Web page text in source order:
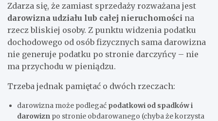
Zdarza się, że zamiast sprzedaży rozważana jest
darowizna udziału lub całej nieruchomości na
rzecz bliskiej osoby. Z punktu widzenia podatku
dochodowego od osób fizycznych sama darowizna
nie generuje podatku po stronie darczyńcy – nie
ma przychodu w pieniądzu.
Trzeba jednak pamiętać o dwóch rzeczach:
darowizna może podlegać podatkowi od spadków i
darowizn po stronie obdarowanego (chyba że korzysta